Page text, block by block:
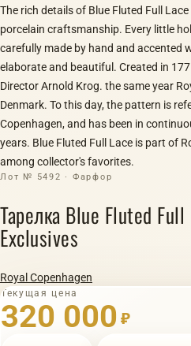
The rich details of Blue Fluted Full
porcelain craftsmanship. Every little
carefully made by hand and accented
elaborate and beautiful. Created in
Director Arnold Krog. the same year
Denmark. To this day, the pattern is
Copenhagen, and has been in
years. Blue Fluted Full Lace is part of
among collector's favorites.
Лот № 5492 · Фарфор
Тарелка Blue Fluted
Exclusives
Royal Copenhagen
Текущая цена
320 000 ₽